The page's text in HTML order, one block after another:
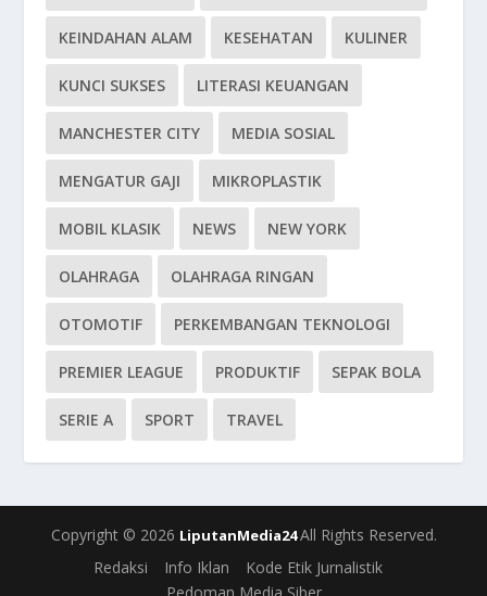
KEINDAHAN ALAM KESEHATAN KULINER
KUNCI SUKSES LITERASI KEUANGAN
MANCHESTER CITY MEDIA SOSIAL
MENGATUR GAJI MIKROPLASTIK
MOBIL KLASIK NEWS NEW YORK
OLAHRAGA OLAHRAGA RINGAN
OTOMOTIF PERKEMBANGAN TEKNOLOGI
PREMIER LEAGUE PRODUKTIF SEPAK BOLA
SERIE A SPORT TRAVEL
Copyright © 2026 LiputanMedia24All Rights Reserved.
Redaksi
Info Iklan
Kode Etik Jurnalistik